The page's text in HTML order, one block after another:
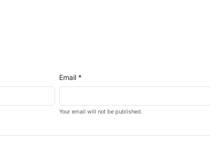
Email *
Your email will not be published.